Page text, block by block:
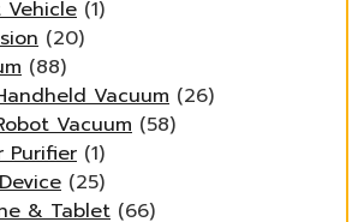
Vehicle (1)
(20)
(88)
Vacuum (26)
Vacuum (58)
Purifier (1)
(25)
& Tablet (66)